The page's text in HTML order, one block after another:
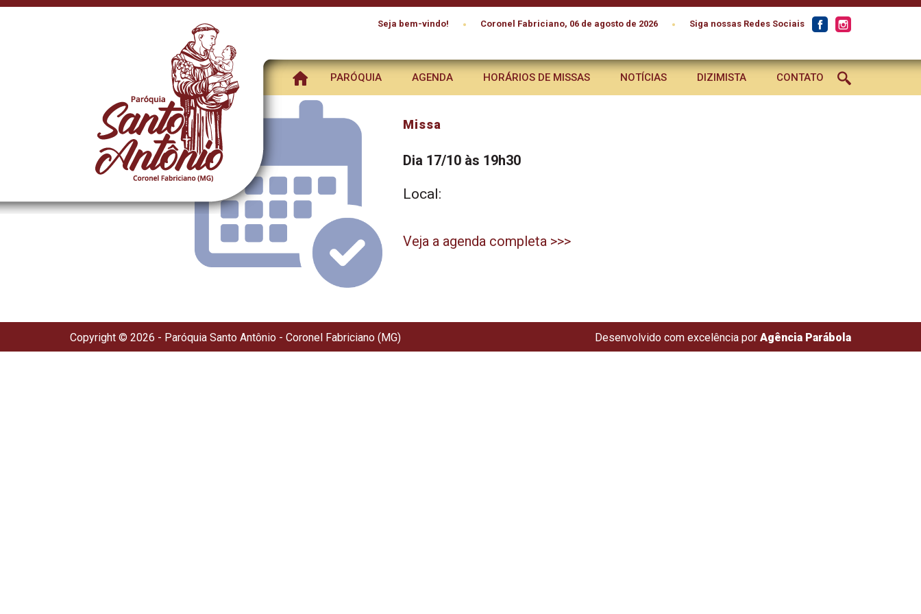
Seja bem-vindo! • Coronel Fabriciano, 06 de agosto de 2026 • Siga nossas Redes Sociais
PARÓQUIA AGENDA HORÁRIOS DE MISSAS NOTÍCIAS DIZIMISTA CONTATO
Missa
Dia 17/10 às 19h30
Local:
Veja a agenda completa >>>
Copyright © 2026 - Paróquia Santo Antônio - Coronel Fabriciano (MG) Desenvolvido com excelência por Agência Parábola